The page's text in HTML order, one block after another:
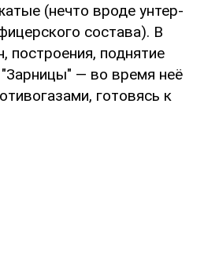
(нечто вроде унтер-
состава). В
построения, поднятие
— во время неё
готовясь к